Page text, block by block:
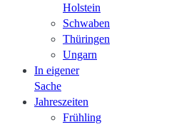
Holstein
Schwaben
Thüringen
Ungarn
In eigener
Sache
Jahreszeiten
Frühling